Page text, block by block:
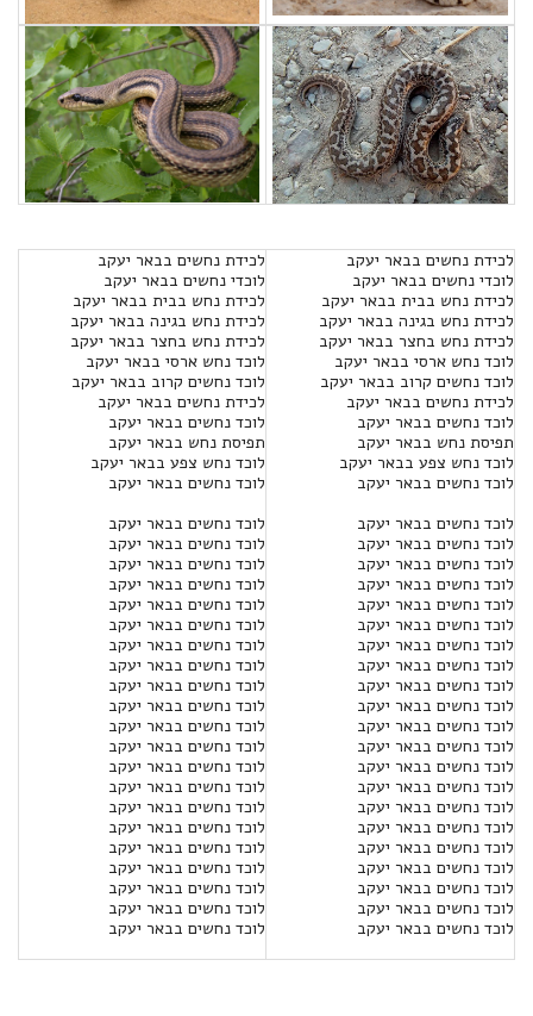
לכידת נחשים בבאר יעקב
לוכדי נחשים בבאר יעקב
לכידת נחש בבית בבאר יעקב
לכידת נחש בגינה בבאר יעקב
לכידת נחש בחצר בבאר יעקב
לוכד נחש ארסי בבאר יעקב
לוכד נחשים קרוב בבאר יעקב
לכידת נחשים בבאר יעקב
לוכד נחשים בבאר יעקב
תפיסת נחש בבאר יעקב
לוכד נחש צפע בבאר יעקב
לוכד נחשים בבאר יעקב
לוכד נחשים בבאר יעקב
לוכד נחשים בבאר יעקב
לוכד נחשים בבאר יעקב
לוכד נחשים בבאר יעקב
לוכד נחשים בבאר יעקב
לוכד נחשים בבאר יעקב
לוכד נחשים בבאר יעקב
לוכד נחשים בבאר יעקב
לוכד נחשים בבאר יעקב
לוכד נחשים בבאר יעקב
לוכד נחשים בבאר יעקב
לוכד נחשים בבאר יעקב
לוכד נחשים בבאר יעקב
לוכד נחשים בבאר יעקב
לוכד נחשים בבאר יעקב
לוכד נחשים בבאר יעקב
לוכד נחשים בבאר יעקב
לוכד נחשים בבאר יעקב
לוכד נחשים בבאר יעקב
לוכד נחשים בבאר יעקב
לוכד נחשים בבאר יעקב
לכידת נחשים בבאר יעקב
לוכדי נחשים בבאר יעקב
לכידת נחש בבית בבאר יעקב
לכידת נחש בגינה בבאר יעקב
לכידת נחש בחצר בבאר יעקב
לוכד נחש ארסי בבאר יעקב
לוכד נחשים קרוב בבאר יעקב
לכידת נחשים בבאר יעקב
לוכד נחשים בבאר יעקב
תפיסת נחש בבאר יעקב
לוכד נחש צפע בבאר יעקב
לוכד נחשים בבאר יעקב
לוכד נחשים בבאר יעקב
לוכד נחשים בבאר יעקב
לוכד נחשים בבאר יעקב
לוכד נחשים בבאר יעקב
לוכד נחשים בבאר יעקב
לוכד נחשים בבאר יעקב
לוכד נחשים בבאר יעקב
לוכד נחשים בבאר יעקב
לוכד נחשים בבאר יעקב
לוכד נחשים בבאר יעקב
לוכד נחשים בבאר יעקב
לוכד נחשים בבאר יעקב
לוכד נחשים בבאר יעקב
לוכד נחשים בבאר יעקב
לוכד נחשים בבאר יעקב
לוכד נחשים בבאר יעקב
לוכד נחשים בבאר יעקב
לוכד נחשים בבאר יעקב
לוכד נחשים בבאר יעקב
לוכד נחשים בבאר יעקב
לוכד נחשים בבאר יעקב